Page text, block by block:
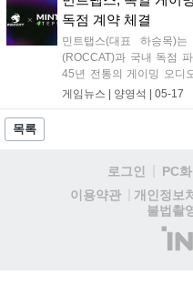
독점 계약 체결
민트탭스(대표 하승목)
(ROCCAT)과 국내 독점
45년 전통의 게이밍 오디
기업 터틀비치(Turtle
게임뉴스 | 양영석 | 05-17
목록
로그인 PC화
이용약관
개인정보
불법촬